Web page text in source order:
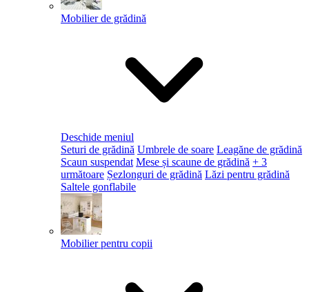
Mobilier de grădină
Deschide meniul
Seturi de grădină Umbrele de soare Leagăne de grădină
Scaun suspendat Mese și scaune de grădină + 3
următoare Șezlonguri de grădină Lăzi pentru grădină
Saltele gonflabile
Mobilier pentru copii